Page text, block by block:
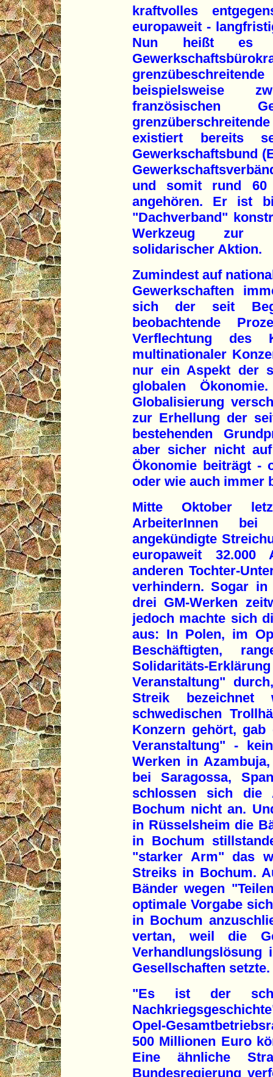
kraftvolles
europaweit -
Nun heißt es
beispielsweise
französischen
existiert bereits
Gewerkschaftsbund
und somit rund 60
angehören. Er ist
"Dachverband"
Werkzeug zur
solidarischer Aktion.
Zumindest auf
Gewerkschaften
sich der seit
beobachtende
Verflechtung des
multinationaler
nur ein Aspekt der
globalen
Globalisierung
zur Erhellung der
bestehenden
aber sicher nicht
Ökonomie beiträgt -
oder wie auch immer
Mitte Oktober
ArbeiterInnen
angekündigte
europaweit
anderen Tochter-
verhindern. Sogar
drei GM-Werken
jedoch machte sich
aus: In Polen, im
Beschäftigten,
Solidaritäts-
Veranstaltung"
Streik bezeichnet
schwedischen
Konzern gehört,
Veranstaltung" -
Werken in
bei Saragossa,
schlossen sich die
Bochum nicht an.
in Rüsselsheim die
in Bochum
"starker Arm" das
Streiks in Bochum.
Bänder wegen
optimale Vorgabe
in Bochum
vertan, weil die
Verhandlungslösung
Gesellschaften setzte.
"Es ist der
Opel-
500 Millionen Euro
Eine ähnliche
Bundesregierung